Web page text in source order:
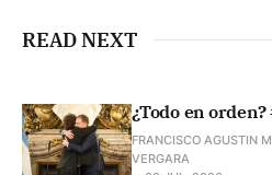
READ NEXT
¿Todo en
FRANCISCO AGUSTIN
VERGARA